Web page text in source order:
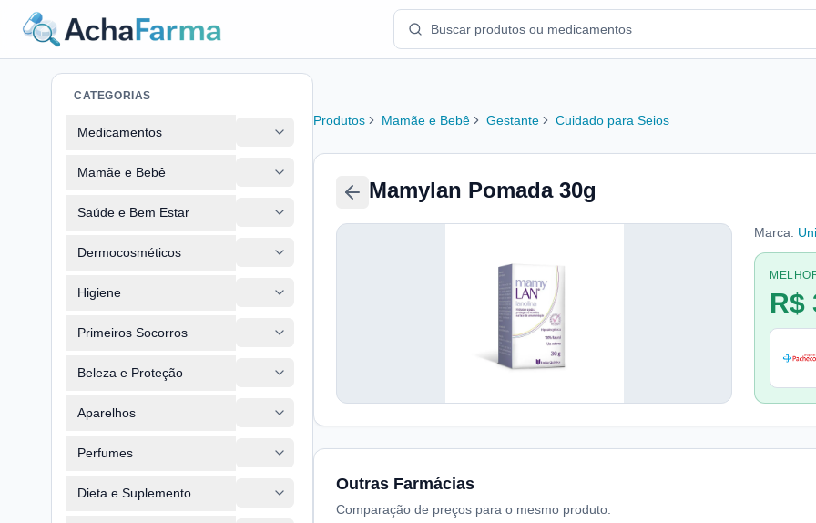
CATEGORIAS
Medicamentos
Mamãe e Bebê
Saúde e Bem Estar
Dermocosméticos
Higiene
Primeiros Socorros
Beleza e Proteção
Aparelhos
Perfumes
Dieta e Suplemento
Produtos Mamãe e Bebê Gestante Cuidado para Seios
Mamylan Pomada 30g
Marca:
R$
Outras Farmácias
Comparação de preços para o mesmo produto.